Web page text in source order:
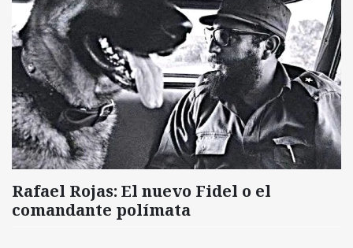
Rafael Rojas: El nuevo Fidel o el
comandante polímata